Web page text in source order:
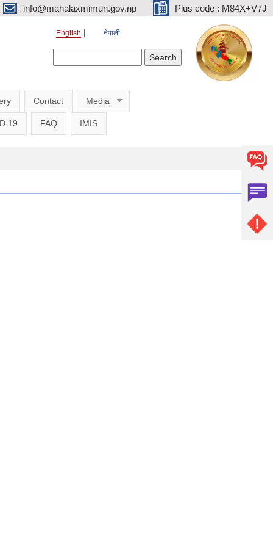
info@mahalaxmimun.gov.np Plus code : M84X+V7J
English नेपाली
Contact Media
19 FAQ IMIS